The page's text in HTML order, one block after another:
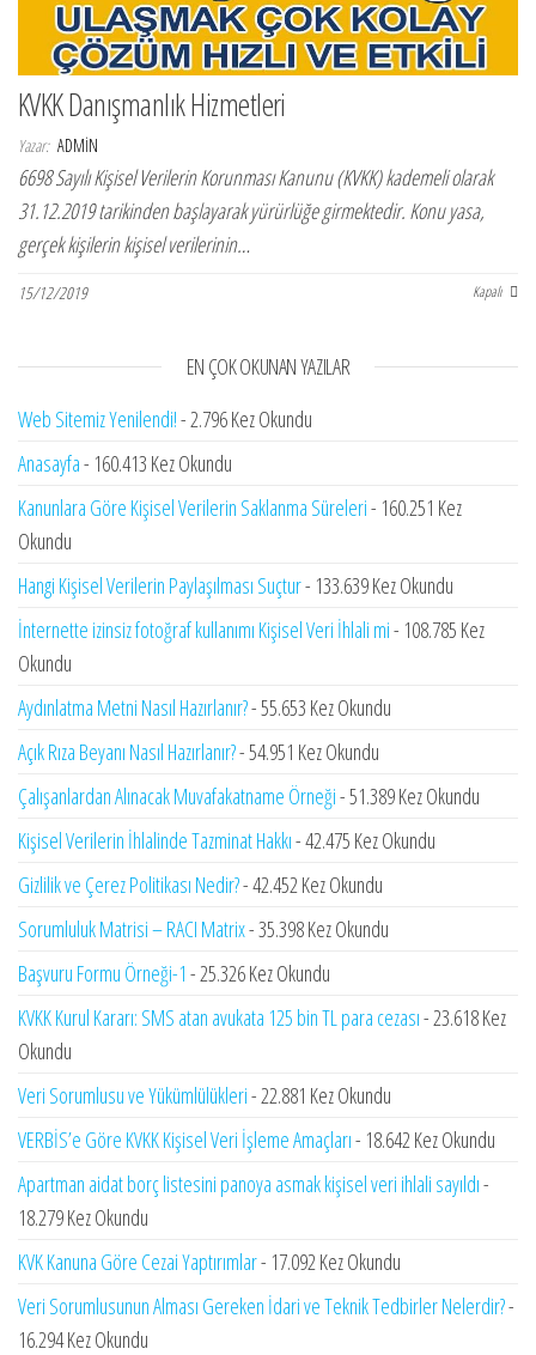
i
KVKK Danışmanlık Hizmetleri
Yazar: ADMIN
6698 Sayılı Kişisel Verilerin Korunması Kanunu (KVKK) kademeli olarak
31.12.2019 tarikinden başlayarak yürürlüğe girmektedir. Konu yasa,
gerçek kişilerin kişisel verilerinin…
15/12/2019 Kapalı
EN ÇOK OKUNAN YAZILAR
Web Sitemiz Yenilendi!- 2.796 Kez Okundu
Anasayfa- 160.413 Kez Okundu
Kanunlara Göre Kişisel Verilerin Saklanma Süreleri- 160.251 Kez
Okundu
Hangi Kişisel Verilerin Paylaşılması Suçtur- 133.639 Kez Okundu
İnternette izinsiz fotoğraf kullanımı Kişisel Veri İhlali mi- 108.785 Kez
Okundu
Aydınlatma Metni Nasıl Hazırlanır?- 55.653 Kez Okundu
Açık Rıza Beyanı Nasıl Hazırlanır?- 54.951 Kez Okundu
Çalışanlardan Alınacak Muvafakatname Örneği- 51.389 Kez Okundu
Kişisel Verilerin İhlalinde Tazminat Hakkı- 42.475 Kez Okundu
Gizlilik ve Çerez Politikası Nedir?- 42.452 Kez Okundu
Sorumluluk Matrisi – RACI Matrix- 35.398 Kez Okundu
Başvuru Formu Örneği-1 - 25.326 Kez Okundu
KVKK Kurul Kararı: SMS atan avukata 125 bin TL para cezası- 23.618 Kez
Okundu
Veri Sorumlusu ve Yükümlülükleri- 22.881 Kez Okundu
VERBİS’e Göre KVKK Kişisel Veri İşleme Amaçları- 18.642 Kez Okundu
Apartman aidat borç listesini panoya asmak kişisel veri ihlali sayıldı-
18.279 Kez Okundu
KVK Kanuna Göre Cezai Yaptırımlar- 17.092 Kez Okundu
Veri Sorumlusunun Alması Gereken İdari ve Teknik Tedbirler Nelerdir?-
16.294 Kez Okundu